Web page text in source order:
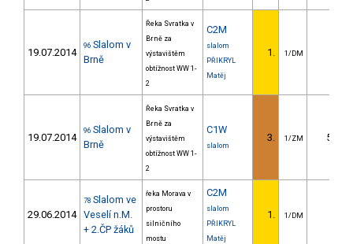
19.07.2014
96 Slalom v
Brně
Řeka Svratka v
Brně za
výstavištěm
obtížnost WW 1-
2
C2M
slalom
PŘIKRYL
Matěj
1. 1/DM
19.07.2014
96 Slalom v
Brně
Řeka Svratka v
Brně za
výstavištěm
obtížnost WW 1-
2
C1W
slalom
3. 1/ZM 5.40
29.06.2014
78 Slalom ve
Veselí n.M.
+ 2.ČP žáků
řeka Morava v
prostoru
silničního
mostu
C2M
slalom
PŘIKRYL
Matěj
1. 1/DM